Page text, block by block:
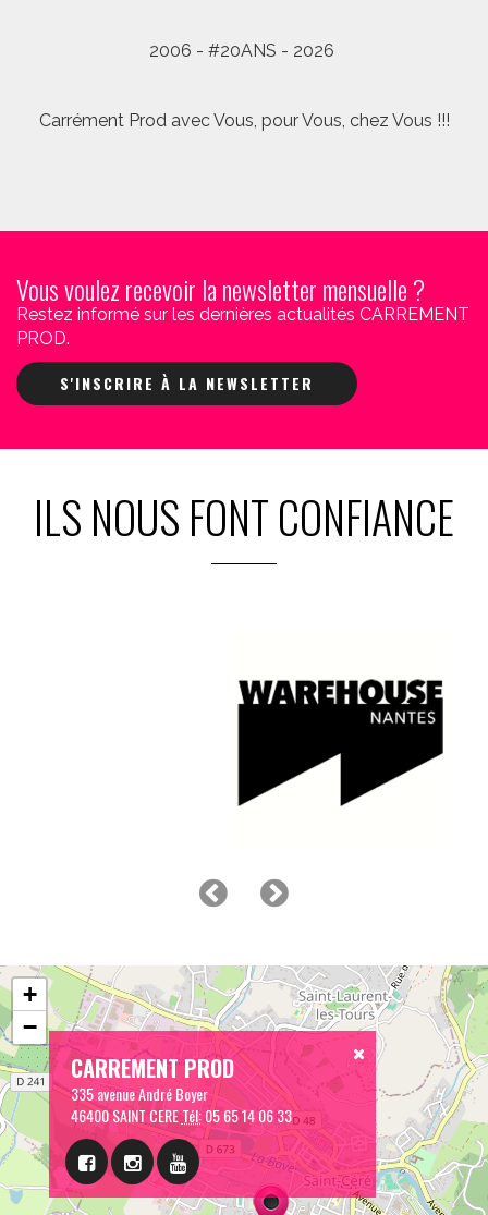
2006 - #20ANS - 2026
Carrément Prod avec Vous, pour Vous, chez Vous !!!
Vous voulez recevoir la newsletter mensuelle ?
Restez informé sur les dernières actualités CARREMENT
PROD.
S'INSCRIRE À LA NEWSLETTER
ILS NOUS FONT CONFIANCE
CARREMENT PROD
335 avenue André Boyer
46400 SAINT CERETél:05 65 14 06 33
+
−